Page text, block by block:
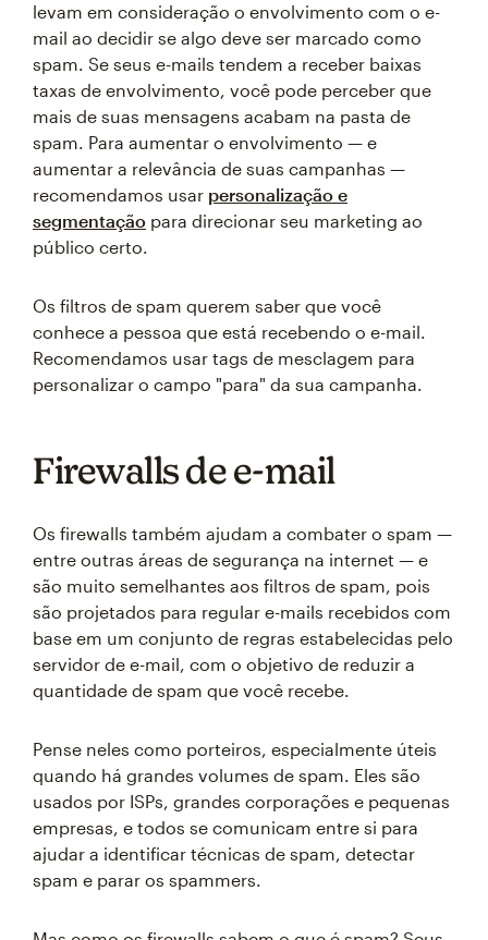
levam em consideração o envolvimento com o e-
mail ao decidir se algo deve ser marcado como
spam. Se seus e-mails tendem a receber baixas
taxas de envolvimento, você pode perceber que
mais de suas mensagens acabam na pasta de
spam. Para aumentar o envolvimento — e
aumentar a relevância de suas campanhas —
recomendamos usar personalização e
segmentação para direcionar seu marketing ao
público certo.
Os filtros de spam querem saber que você
conhece a pessoa que está recebendo o e-mail.
Recomendamos usar tags de mesclagem para
personalizar o campo "para" da sua campanha.
Firewalls de e-mail
Os firewalls também ajudam a combater o spam —
entre outras áreas de segurança na internet — e
são muito semelhantes aos filtros de spam, pois
são projetados para regular e-mails recebidos com
base em um conjunto de regras estabelecidas pelo
servidor de e-mail, com o objetivo de reduzir a
quantidade de spam que você recebe.
Pense neles como porteiros, especialmente úteis
quando há grandes volumes de spam. Eles são
usados por ISPs, grandes corporações e pequenas
empresas, e todos se comunicam entre si para
ajudar a identificar técnicas de spam, detectar
spam e parar os spammers.